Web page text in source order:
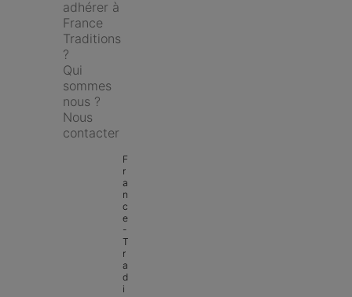
adhérer à
France
Traditions
?
Qui
sommes
nous ?
Nous
contacter
F
r
a
n
c
e
-
T
r
a
d
i